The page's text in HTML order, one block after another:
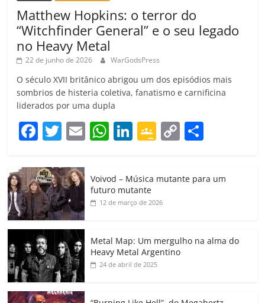
Matthew Hopkins: o terror do
“Witchfinder General” e o seu legado
no Heavy Metal
22 de junho de 2026 WarGodsPress
O século XVII britânico abrigou um dos episódios mais
sombrios de histeria coletiva, fanatismo e carnificina
liderados por uma dupla
F
c
e
b
o
o
k
T
itt
er
E
ai
W
at
s
A
p
Li
k
e
dI
G
gl
e
a
ss
C
y
k
p
h
Voivod – Música mutante para um
futuro mutante
12 de março de 2026
Metal Map: Um mergulho na alma do
Heavy Metal Argentino
24 de abril de 2025